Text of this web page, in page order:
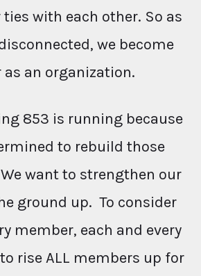
with each other. So as
we become
as an organization.
853 is running because
to rebuild those
want to strengthen our
ground up. To consider
member, each and every
rise ALL members up for